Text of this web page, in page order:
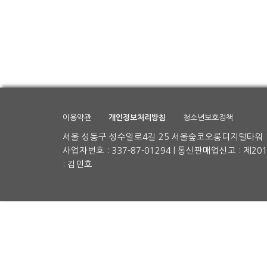
이용약관 개인정보처리방침 청소년보호정책
서울 성동구 성수일로4길 25 서울숲코오롱디지털타
사업자번호 : 337-87-01294 | 통신판매업신고 : 제
: 김민호